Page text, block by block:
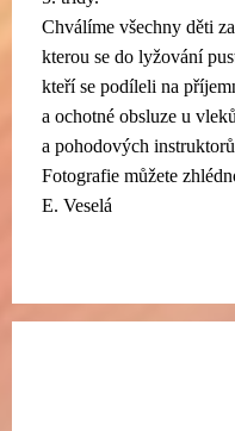
Chválíme všechny děti
kterou se do lyžování
kteří se podíleli na
a ochotné obsluze u
a pohodových
Fotografie můžete
E. Veselá